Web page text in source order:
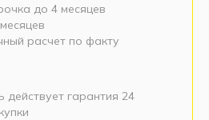
до 4 месяцев
расчет по факту
гарантия 24